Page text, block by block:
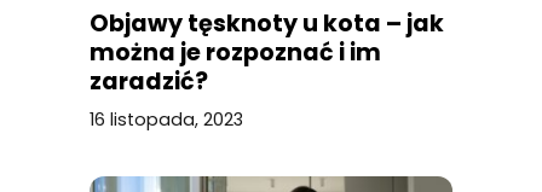
Objawy tęsknoty u kota – jak
można je rozpoznać i im
zaradzić?
16 listopada, 2023